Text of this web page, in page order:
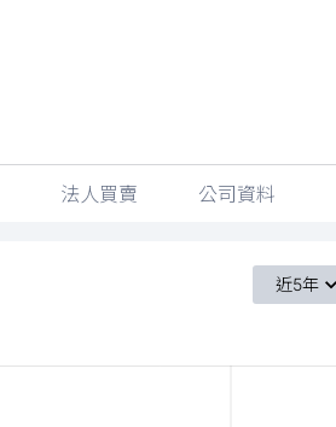
法人買賣 公司資料
近5年